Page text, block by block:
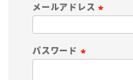
メールアドレス
須
パスワード